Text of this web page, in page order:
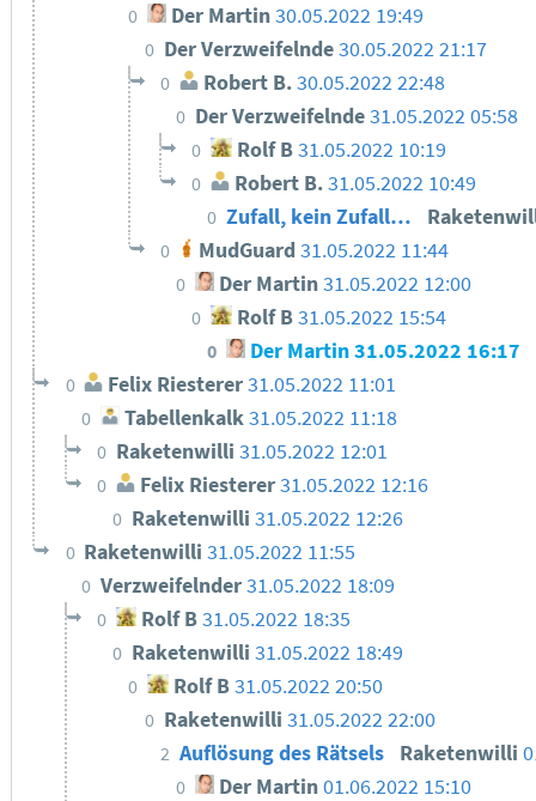
0 Der Martin30.05.2022 19:49
0 Der Verzweifelnde30.05.2022 21:17
0 Robert B. 30.05.2022 22:48
0 Der Verzweifelnde31.05.2022 05:58
0 Rolf B31.05.2022 10:19
0 Robert B.31.05.2022 10:49
0 Zufall, kein Zufall…
0 MudGuard 31.05.2022 11:44
0 Der Martin31.05.2022 12:00
0 Rolf B31.05.2022 15:54
0 Der Martin31.05.2022 16:17
0 Felix Riesterer31.05.2022 11:01
0 Tabellenkalk 31.05.2022 11:18
0 Raketenwilli 31.05.2022 12:01
0 Felix Riesterer31.05.2022 12:16
0 Raketenwilli31.05.2022 12:26
0 Raketenwilli31.05.2022 11:55
0 Verzweifelnder31.05.2022 18:09
0 Rolf B 31.05.2022 18:35
0 Raketenwilli31.05.2022 18:49
0 Rolf B31.05.2022 20:50
0 Raketenwilli 31.05.2022 22:00
2 Auflösung des Rätsels Raketenwilli
0 Der Martin01.06.2022 15:10